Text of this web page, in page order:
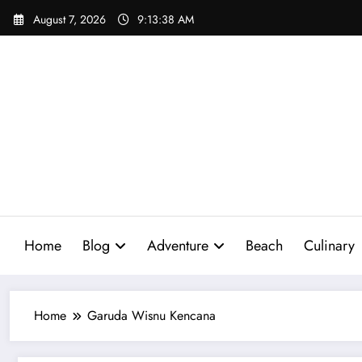
Skip
August 7, 2026 9:13:39 AM
Home Blog Adventure Beach Culinary
Home Garuda Wisnu Kencana